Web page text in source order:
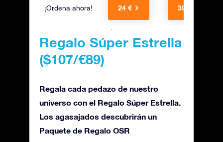
¡Ordena ahora! 24 € 39 €
Regalo Súper Estrella
($107/€89)
Regala cada pedazo de nuestro
universo con el Regalo Súper Estrella.
Los agasajados descubrirán un
Paquete de Regalo OSR